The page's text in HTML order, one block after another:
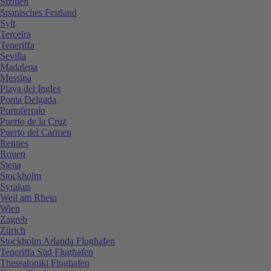
Spanisches Festland
Sylt
Terceira
Teneriffa
Sevilla
Madalena
Messina
Playa del Ingles
Ponta Delgada
Portoferraio
Puerto de la Cruz
Puerto del Carmen
Rennes
Rouen
Siena
Stockholm
Syrakus
Weil am Rhein
Wien
Zagreb
Zürich
Stockholm Arlanda Flughafen
Teneriffa Süd Flughafen
Thessaloniki Flughafen